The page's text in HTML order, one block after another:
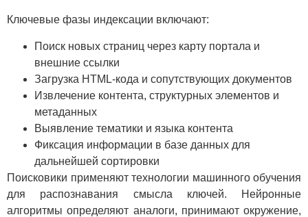
Ключевые фазы индексации включают:
Поиск новых страниц через карту портала и
внешние ссылки
Загрузка HTML-кода и сопутствующих документов
Извлечение контента, структурных элементов и
метаданных
Выявление тематики и языка контента
Фиксация информации в базе данных для
дальнейшей сортировки
Поисковики применяют технологии машинного обучения
для распознавания смысла ключей. Нейронные
алгоритмы определяют аналоги, принимают окружение,